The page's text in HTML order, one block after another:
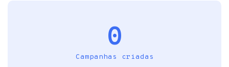
0
Campanhas criadas